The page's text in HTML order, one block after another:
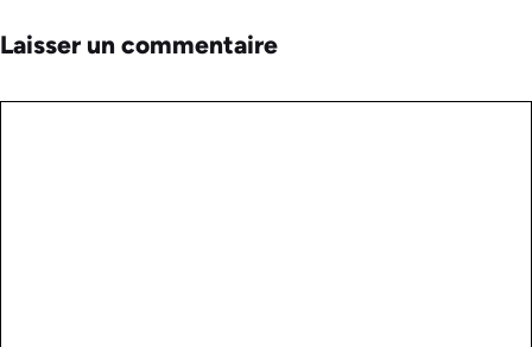
Laisser un commentaire